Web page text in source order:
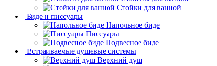
Стойки для ванной
Биде и писсуары
Напольное биде
Писсуары
Подвесное биде
Встраиваемые душевые системы
Верхний душ